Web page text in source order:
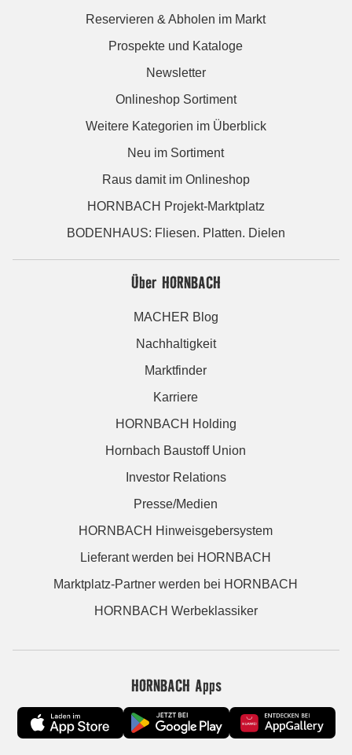
Reservieren & Abholen im Markt
Prospekte und Kataloge
Newsletter
Onlineshop Sortiment
Weitere Kategorien im Überblick
Neu im Sortiment
Raus damit im Onlineshop
HORNBACH Projekt-Marktplatz
BODENHAUS: Fliesen. Platten. Dielen
Über HORNBACH
MACHER Blog
Nachhaltigkeit
Marktfinder
Karriere
HORNBACH Holding
Hornbach Baustoff Union
Investor Relations
Presse/Medien
HORNBACH Hinweisgebersystem
Lieferant werden bei HORNBACH
Marktplatz-Partner werden bei HORNBACH
HORNBACH Werbeklassiker
HORNBACH Apps